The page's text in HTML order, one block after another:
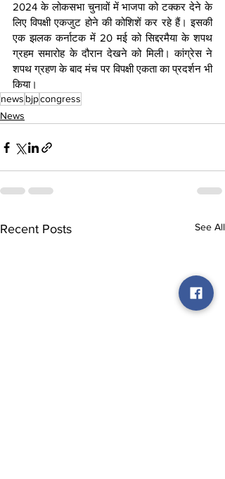
2024 के लोकसभा चुनावों में भाजपा को टक्कर देने के
लिए विपक्षी एकजुट होने की कोशिशें कर रहे हैं। इसकी
एक झलक कर्नाटक में 20 मई को सिद्दरमैया के शपथ
ग्रहम समारोह के दौरान देखने को मिली। कांग्रेस ने
शपथ ग्रहण के बाद मंच पर विपक्षी एकता का प्रदर्शन भी
किया।
news bjpcongress
News
Recent Posts See All